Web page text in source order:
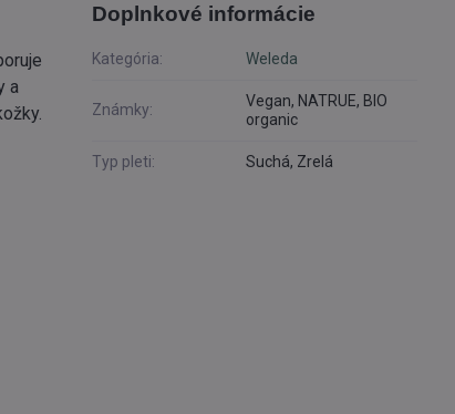
a
Doplnkové informácie
Kategória: Weleda
Známky:
Vegan, NATRUE, BIO
organic
Typ pleti: Suchá, Zrelá